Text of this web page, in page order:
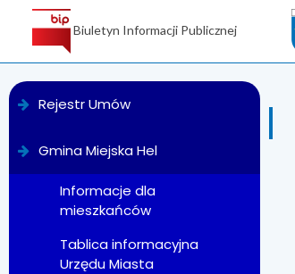
Biuletyn Informacji Publicznej
Rejestr Umów
Gmina Miejska Hel
Informacje dla
mieszkańców
Tablica informacyjna
Urzędu Miasta